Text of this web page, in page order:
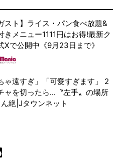
スト】ライス・パン食べ放題&
きメニュー1111円はお得!最新ク
Xで公開中《9月23日まで》
ゃ遠すぎ」「可愛すぎます」 2
ャを切ったら...〝左手〟の場所
絶|Jタウンネット